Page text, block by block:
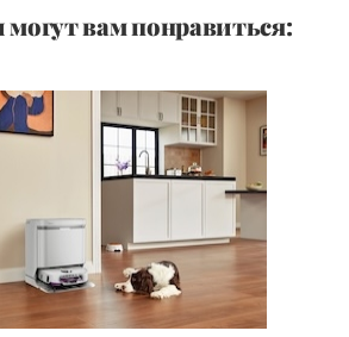
могут вам понравиться: